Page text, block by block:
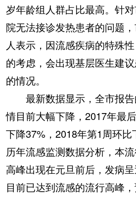
岁年龄组人群占比最高。针
院无法接诊发热患者的问题
人表示，因流感疾病的特殊
的考虑，会出现基层医生建
的情况。
最新数据显示，全市报告
情目前大幅下降，2017年最
下降37%，2018年第1周环
历年流感监测数据分析，本
高峰出现在元旦前后，发病
目前已达到流感的流行高峰